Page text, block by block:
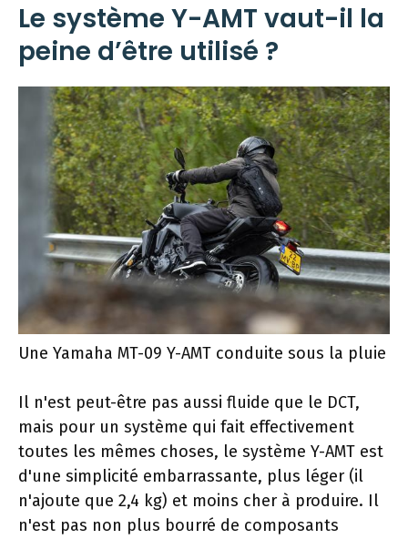
Le système Y-AMT vaut-il la
peine d’être utilisé ?
Une Yamaha MT-09 Y-AMT conduite sous la pluie
Il n'est peut-être pas aussi fluide que le DCT,
mais pour un système qui fait effectivement
toutes les mêmes choses, le système Y-AMT est
d'une simplicité embarrassante, plus léger (il
n'ajoute que 2,4 kg) et moins cher à produire. Il
n'est pas non plus bourré de composants